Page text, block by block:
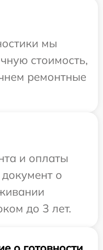
мы
стоимость,
ремонтные
и оплаты
о
до 3 лет.